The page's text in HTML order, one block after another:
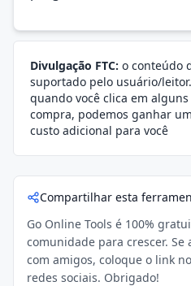
Divulgação FTC: o conteúdo
suportado pelo usuário/
quando você clica em
compra, podemos ganhar
custo adicional para você
Compartilhar esta
Go Online Tools é 100%
comunidade para crescer.
com amigos, coloque o link
redes sociais. Obrigado!